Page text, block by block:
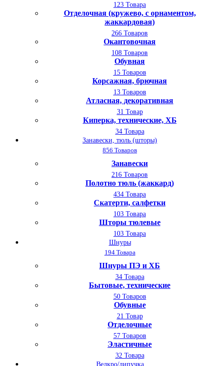
123 Товара
Отделочная (кружево, с орнаментом,
жаккардовая)
266 Товаров
Окантовочная
108 Товаров
Обувная
15 Товаров
Корсажная, брючная
13 Товаров
Атласная, декоративная
31 Товар
Киперка, технические, ХБ
34 Товара
Занавески, тюль (шторы)
856 Товаров
Занавески
216 Товаров
Полотно тюль (жаккард)
434 Товара
Скатерти, салфетки
103 Товара
Шторы тюлевые
103 Товара
Шнуры
194 Товара
Шнуры ПЭ и ХБ
34 Товара
Бытовые, технические
50 Товаров
Обувные
21 Товар
Отделочные
57 Товаров
Эластичные
32 Товара
Велкро/липучка